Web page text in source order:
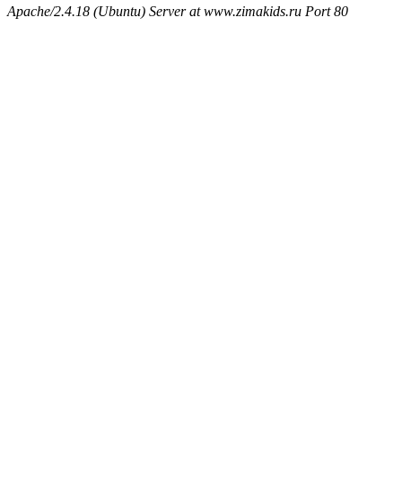
Apache/2.4.18 (Ubuntu) Server at www.zimakids.ru Port 80